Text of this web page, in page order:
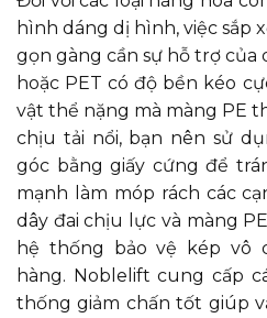
hình dáng dị hình, việc sắp
gọn gàng cần sự hỗ trợ của
hoặc PET có độ bền kéo
vật thể nặng mà màng PE
chịu tải nổi, bạn nên sử
góc bằng giấy cứng để
mạnh làm móp rách các
dây đai chịu lực và màng
hệ thống bảo vệ kép vô
hàng. Noblelift cung cấp
thống giảm chấn tốt giúp